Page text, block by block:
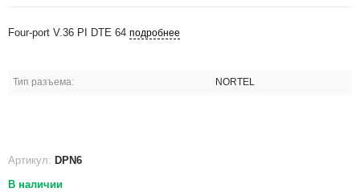
Four-port V.36 PI DTE 64 подробнее
Тип разъема: NORTEL
Артикул: DPN6
В наличии